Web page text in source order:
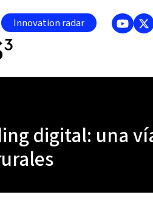
Innovation radar
digital: una